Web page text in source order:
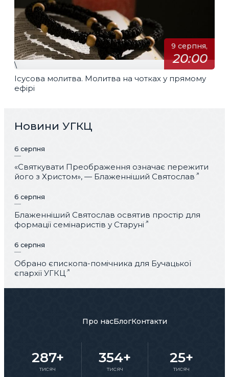
9 серпня,
20:00
\
Ісусова молитва. Молитва на чотках у прямому
ефірі
Новини УГКЦ
6 серпня
«Святкувати Преображення означає пережити
його з Христом», — Блаженніший Святослав
6 серпня
Блаженніший Святослав освятив простір для
формації семінаристів у Старуні
6 серпня
Обрано єпископа-помічника для Бучацької
єпархії УГКЦ
Про насБлогКонтакти
287+
тисяч
354+
тисяч
25+
тисяч